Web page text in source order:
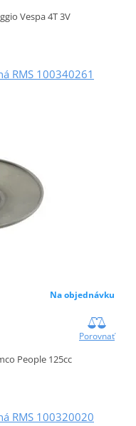
Vespa 4T 3V
RMS 100340261
Na objednávku
Porovnať
People 125cc
RMS 100320020